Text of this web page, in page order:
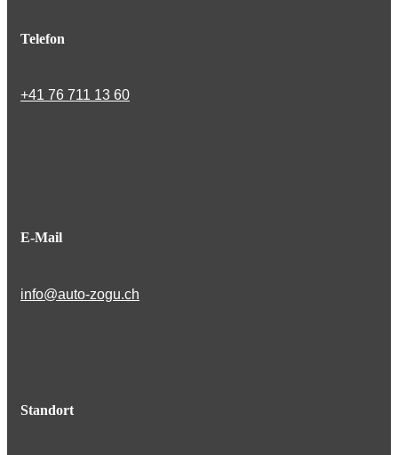
Telefon
+41 76 711 13 60
E-Mail
info@auto-zogu.ch
Standort